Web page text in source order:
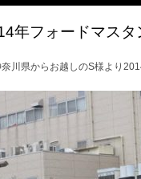
年フォードマス
川県からお越しのS様より